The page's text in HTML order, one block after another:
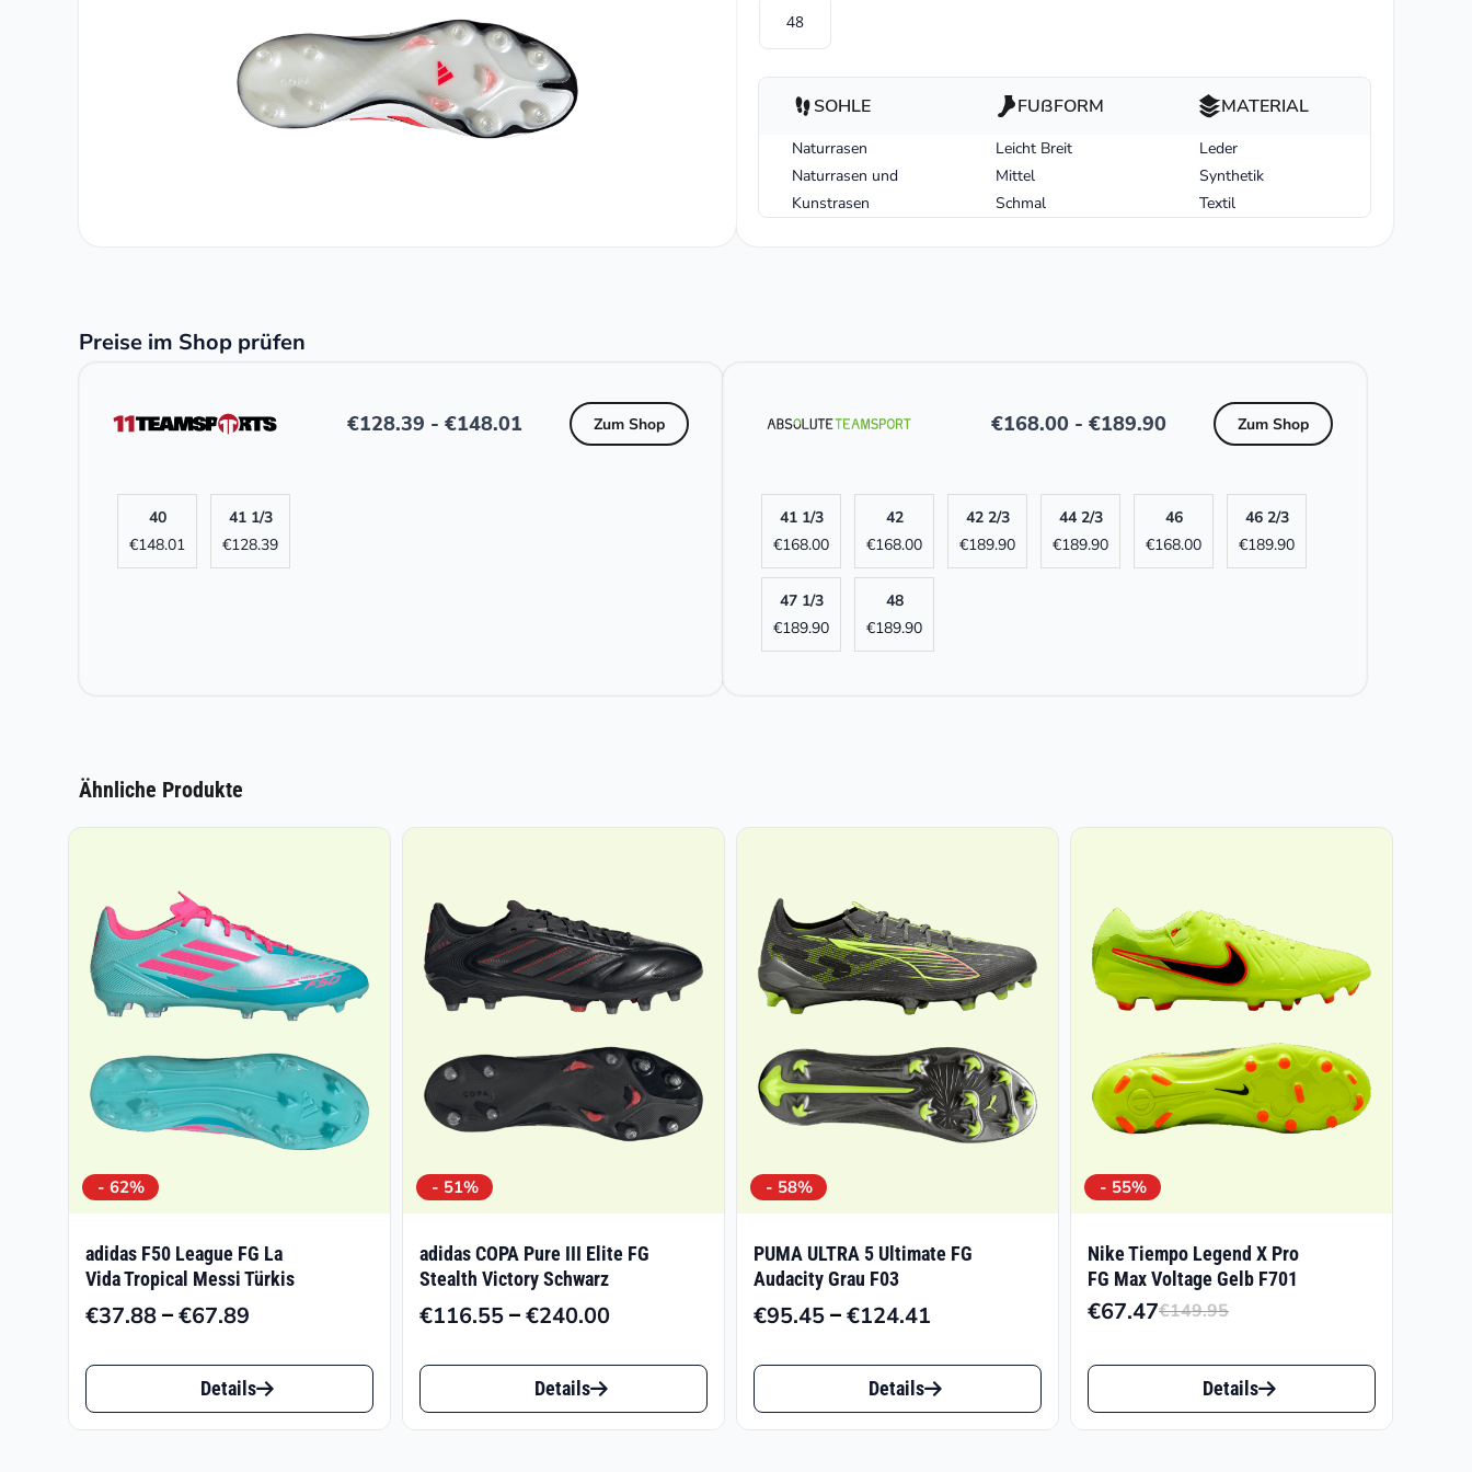
48
SOHLE
Naturrasen
Naturrasen und
Kunstrasen
FUßFORM
Leicht Breit
Mittel
Schmal
MATERIAL
Leder
Synthetik
Textil
Preise im Shop prüfen
€128.39 - €148.01 Zum Shop
40
€148.01
41 1/3
€128.39
€168.00 - €189.90 Zum Shop
41 1/3
€168.00
42
€168.00
42 2/3
€189.90
44 2/3
€189.90
46
€168.00
46 2/3
€189.90
47 1/3
€189.90
48
€189.90
Ähnliche Produkte
- 62%
adidas F50 League FG La
Vida Tropical Messi Türkis
€37.88–€67.89Preisspanne:
bis
€67.89
Dieses
Produkt
Details
- 51%
adidas COPA Pure III Elite FG
Stealth Victory Schwarz
€116.55–€240.00Preisspanne:
€240.00
Dieses
Produkt
Details
- 58%
PUMA ULTRA 5 Ultimate FG
Audacity Grau F03
€95.45–€124.41Preisspanne:
bis
€124.41
Dieses
Produkt
Details
- 55%
Nike Tiempo Legend X Pro
FG Max Voltage Gelb F701
€149.95
war:
€149.95
€67.47
ist:
€67.47.
Dieses
Produkt
Details